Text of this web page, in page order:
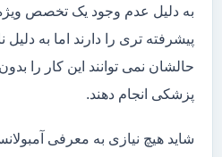
به دلیل عدم وجود یک تخصص ویژه
پیشرفته تری را دارند اما به
حالشان نمی توانند این کار را
پزشکی انجام دهند.
شاید هیچ نیازی به معرفی